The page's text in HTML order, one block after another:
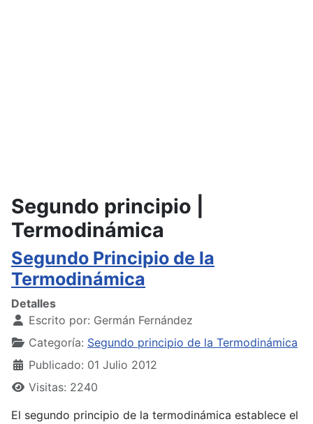
Segundo principio |
Termodinámica
Segundo Principio de la
Termodinámica
Detalles
Escrito por: Germán Fernández
Categoría: Segundo principio de la Termodinámica
Publicado: 01 Julio 2012
Visitas: 2240
El segundo principio de la termodinámica establece el